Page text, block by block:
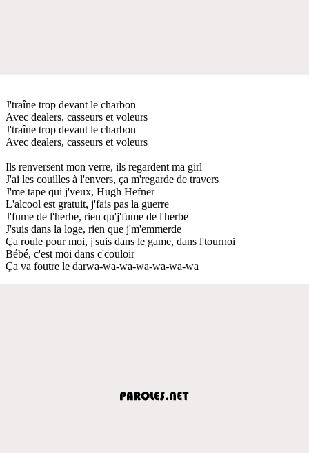
J'traîne trop devant le charbon
Avec dealers, casseurs et voleurs
J'traîne trop devant le charbon
Avec dealers, casseurs et voleurs
Ils renversent mon verre, ils regardent ma girl
J'ai les couilles à l'envers, ça m'regarde de travers
J'me tape qui j'veux, Hugh Hefner
L'alcool est gratuit, j'fais pas la guerre
J'fume de l'herbe, rien qu'j'fume de l'herbe
J'suis dans la loge, rien que j'm'emmerde
Ça roule pour moi, j'suis dans le game, dans l'tournoi
Bébé, c'est moi dans c'couloir
Ça va foutre le darwa-wa-wa-wa-wa-wa-wa